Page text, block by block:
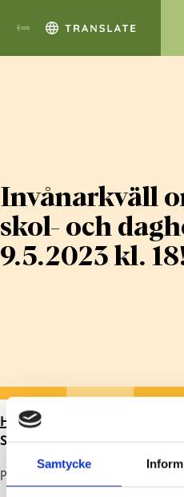
Samtycke
Invånarkväll
skol- och
9.5.2023 kl.
HEM>
SKOL- OCH
Publicerad : 02.05.2023